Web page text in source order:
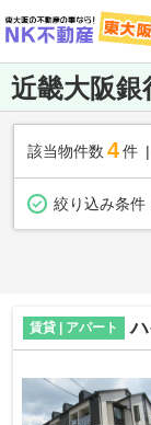
近畿大阪銀
該当物件数 4件
絞り込み条件
賃貸 | アパート ハ